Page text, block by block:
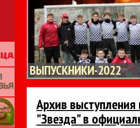
ВЫПУСКНИКИ-2022
Архив
"Звезда" в